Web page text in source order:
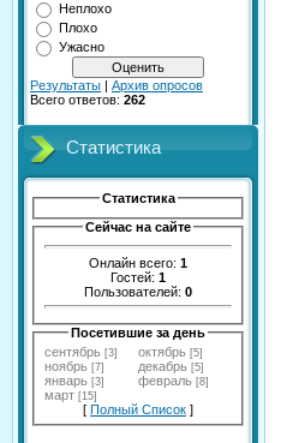
Неплохо
Плохо
Ужасно
Результаты | Архив опросов
Всего ответов: 262
Статистика
Статистика
Сейчас на сайте
Онлайн всего: 1
Гостей: 1
Пользователей: 0
Посетившие за день
сентябрь [3] октябрь [5]
ноябрь [7] декабрь [5]
январь [3] февраль [8]
март [15]
[ Полный Список ]